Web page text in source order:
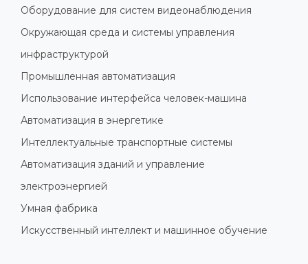
Оборудование для систем видеонаблюдения
Окружающая среда и системы управления
инфраструктурой
Промышленная автоматизация
Использование интерфейса человек-машина
Автоматизация в энергетике
Интеллектуальные транспортные системы
Автоматизация зданий и управление
электроэнергией
Умная фабрика
Искусственный интеллект и машинное обучение